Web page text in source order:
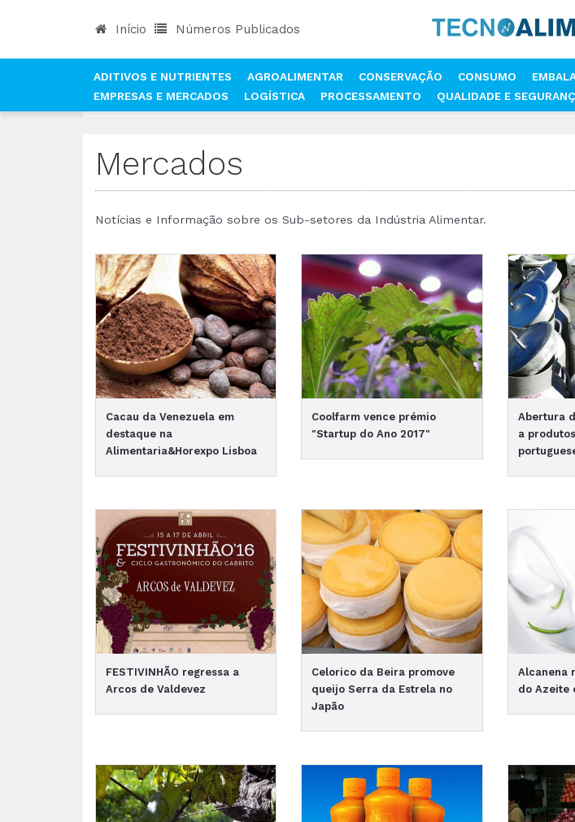
Início Números Publicados
ADITIVOS E NUTRIENTES AGROALIMENTAR CONSERVAÇÃO CONSUMO
EMPRESAS E MERCADOS
LOGÍSTICA PROCESSAMENTO QUALIDADE E
Mercados
Notícias e Informação sobre os Sub-setores da Indústria Alimentar.
Cacau da Venezuela em
destaque na
Alimentaria&Horexpo Lisboa
Coolfarm vence prémio
"Startup do Ano 2017"
Abertura
a
FESTIVINHÃO regressa a
Arcos de Valdevez
Celorico da Beira promove
queijo Serra da Estrela no
Japão
Alcanena
do Azeite